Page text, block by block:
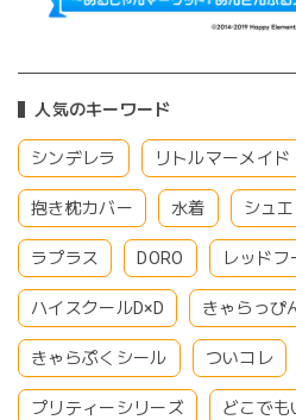
人気のキーワード
シンデレラ リトルマーメイド
抱き枕カバー 水着 シュ
ラプラス DORO レッドフ
ハイスクールD×D きゃらっぴ
きゃらぷくシール ついコレ
プリティーシリーズ どこでも